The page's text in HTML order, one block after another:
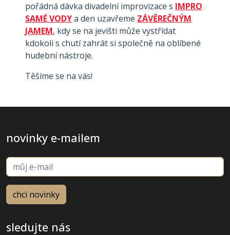
pořádná dávka divadelní improvizace s IMPRO
SAMÉ VODYa den uzavřeme ZÁVĚREČNÝM
JAMEM, kdy se na jevišti může vystřídat
kdokoli s chutí zahrát si společně na oblíbené
hudební nástroje.
Těšíme se na vás!
novinky e-mailem
sledujte nás